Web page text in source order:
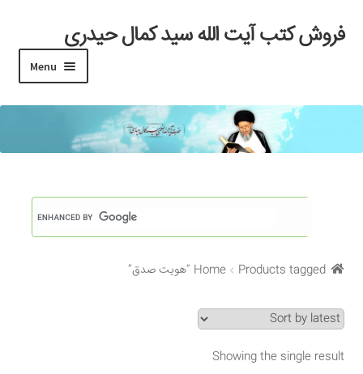
Skip
to
Skip
to
فروش کتب آیت الله سید کمال حیدری
Menu
خانه
#97 (بدون عنوان)
Checkout
My account
Search Results
Shop
Home Products tagged “هویت صدق”
Showing the single result